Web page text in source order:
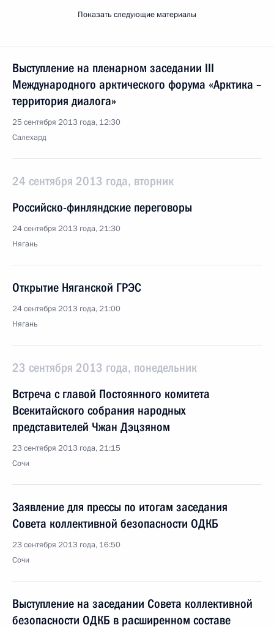
Показать следующие материалы
Выступление на пленарном заседании III
Международного арктического форума «Арктика –
территория диалога»
25 сентября 2013 года, 12:30
Салехард
24 сентября 2013 года, вторник
Российско-финляндские переговоры
24 сентября 2013 года, 21:30
Нягань
Открытие Няганской ГРЭС
24 сентября 2013 года, 21:00
Нягань
23 сентября 2013 года, понедельник
Встреча с главой Постоянного комитета
Всекитайского собрания народных
представителей Чжан Дэцзяном
23 сентября 2013 года, 21:15
Сочи
Заявление для прессы по итогам заседания
Совета коллективной безопасности ОДКБ
23 сентября 2013 года, 16:50
Сочи
Выступление на заседании Совета коллективной
безопасности ОДКБ в расширенном составе